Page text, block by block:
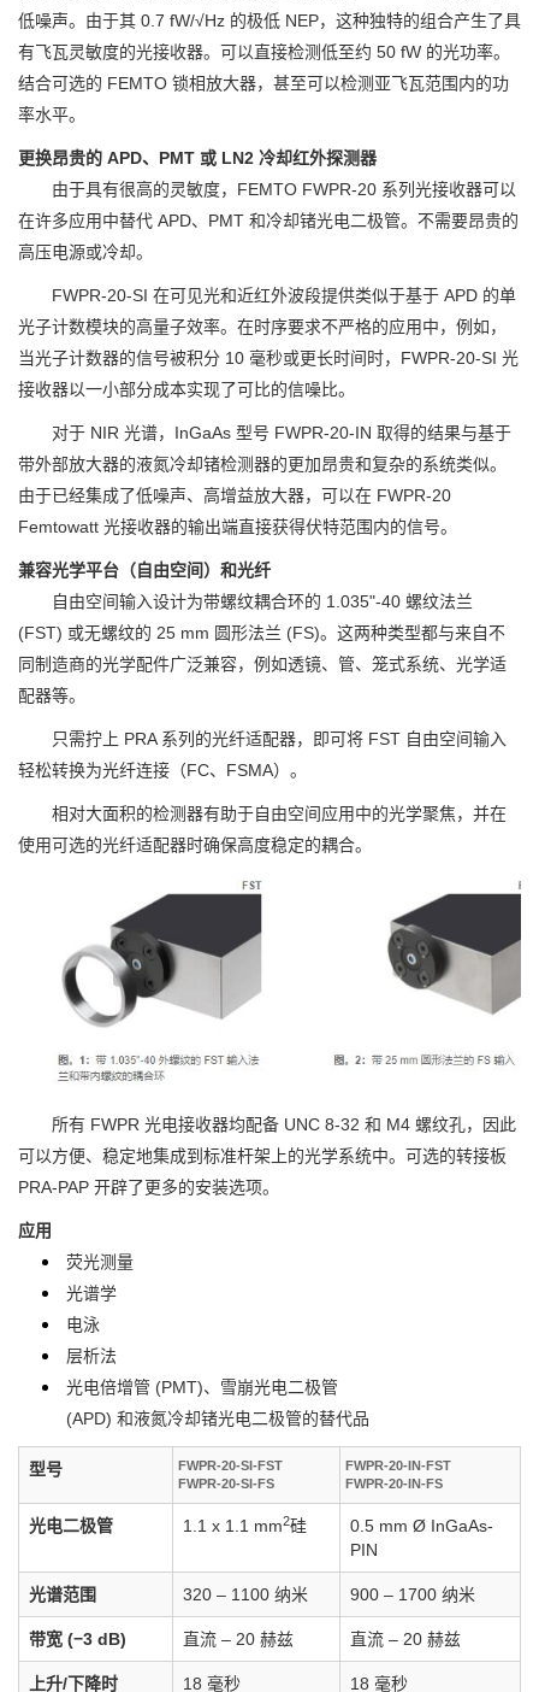
低噪声。由于其 0.7 fW/√Hz 的极低 NEP，这种独特的组合产生了具
有飞瓦灵敏度的光接收器。可以直接检测低至约 50 fW 的光功率。
结合可选的 FEMTO 锁相放大器，甚至可以检测亚飞瓦范围内的功
率水平。
更换昂贵的 APD、PMT 或 LN2 冷却红外探测器
由于具有很高的灵敏度，FEMTO FWPR-20 系列光接收器可以
在许多应用中替代 APD、PMT 和冷却锗光电二极管。不需要昂贵的
高压电源或冷却。
FWPR-20-SI 在可见光和近红外波段提供类似于基于 APD 的单
光子计数模块的高量子效率。在时序要求不严格的应用中，例如，
当光子计数器的信号被积分 10 毫秒或更长时间时，FWPR-20-SI 光
接收器以一小部分成本实现了可比的信噪比。
对于 NIR 光谱，InGaAs 型号 FWPR-20-IN 取得的结果与基于
带外部放大器的液氮冷却锗检测器的更加昂贵和复杂的系统类似。
由于已经集成了低噪声、高增益放大器，可以在 FWPR-20
Femtowatt 光接收器的输出端直接获得伏特范围内的信号。
兼容光学平台（自由空间）和光纤
自由空间输入设计为带螺纹耦合环的 1.035"-40 螺纹法兰
(FST) 或无螺纹的 25 mm 圆形法兰 (FS)。这两种类型都与来自不
同制造商的光学配件广泛兼容，例如透镜、管、笼式系统、光学适
配器等。
只需拧上 PRA 系列的光纤适配器，即可将 FST 自由空间输入
轻松转换为光纤连接（FC、FSMA）。
相对大面积的检测器有助于自由空间应用中的光学聚焦，并在
使用可选的光纤适配器时确保高度稳定的耦合。
所有 FWPR 光电接收器均配备 UNC 8-32 和 M4 螺纹孔，因此
可以方便、稳定地集成到标准杆架上的光学系统中。可选的转接板
PRA-PAP 开辟了更多的安装选项。
应用
荧光测量
光谱学
电泳
层析法
光电倍增管 (PMT)、雪崩光电二极管
(APD) 和液氮冷却锗光电二极管的替代品
型号
FWPR-20-SI-FST
FWPR-20-SI-FS
FWPR-20-IN-FST
FWPR-20-IN-FS
光电二极管 1.1 x 1.1 mm2硅
0.5 mm Ø InGaAs-
PIN
光谱范围 320 – 1100 纳米 900 – 1700 纳米
带宽 (−3 dB) 直流 – 20 赫兹 直流 – 20 赫兹
上升/下降时 18 毫秒 18 毫秒